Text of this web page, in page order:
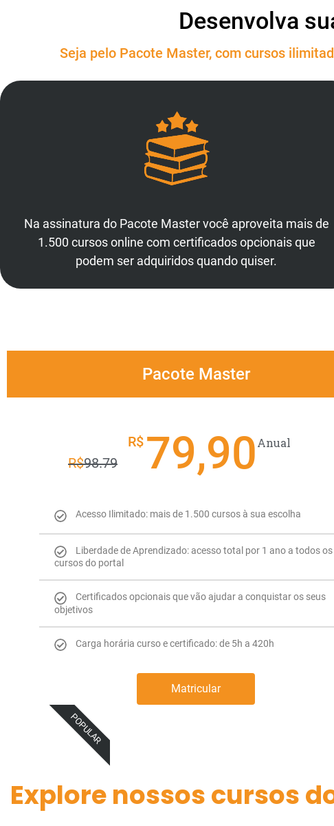
Desenvolva
Seja pelo Pacote Master, com cursos
Na assinatura do Pacote Master você aproveita mais de
1.500 cursos online com certificados opcionais que
podem ser adquiridos quando quiser.
Pacote Master
R$98.79
R$ 79,90Anual
Acesso Ilimitado: mais de 1.500 cursos à sua escolha
Liberdade de Aprendizado: acesso total por 1 ano a todos os
cursos do portal
Certificados opcionais que vão ajudar a conquistar os seus
objetivos
Carga horária curso e certificado: de 5h a 420h
Matricular
POPULAR
Explore nossos cursos